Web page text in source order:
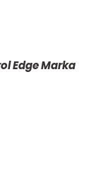
Edge Marka